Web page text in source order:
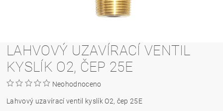
LAHVOVÝ UZAVÍRACÍ VENTIL
KYSLÍK O2, ČEP 25E
Neohodnoceno
Lahvový uzavírací ventil kyslík O2, čep 25E